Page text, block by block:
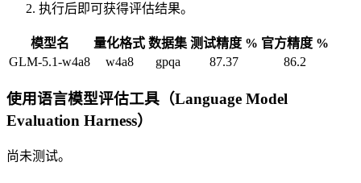
执行后即可获得评估结果。
模型名 量化格式 数据集 测试精度 % 官方精度 %
GLM-5.1-w4a8
w4a8 gpqa 87.37 86.2
使用语言模型评估工具（Language Model
Evaluation Harness）
尚未测试。